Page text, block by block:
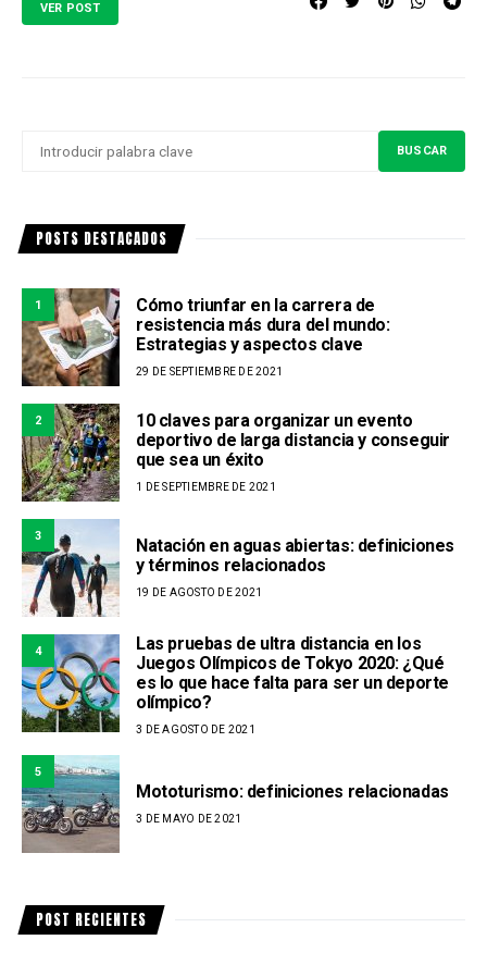
VER POST
POR:
BUSCAR
POSTS DESTACADOS
1
Cómo triunfar en la carrera de
resistencia más dura del mundo:
Estrategias y aspectos clave
29 DE SEPTIEMBRE DE 2021
2
10 claves para organizar un evento
deportivo de larga distancia y conseguir
que sea un éxito
1 DE SEPTIEMBRE DE 2021
3
Natación en aguas abiertas: definiciones
y términos relacionados
19 DE AGOSTO DE 2021
4
Las pruebas de ultra distancia en los
Juegos Olímpicos de Tokyo 2020: ¿Qué
es lo que hace falta para ser un deporte
olímpico?
3 DE AGOSTO DE 2021
5
Mototurismo: definiciones relacionadas
3 DE MAYO DE 2021
POST RECIENTES